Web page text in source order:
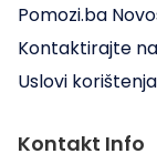
Pomozi.ba
Kontaktirajte
Uslovi korištenja
Kontakt Info